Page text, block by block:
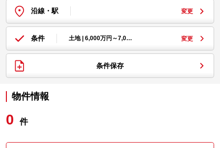
沿線・駅 変更
条件 土地 | 6,000万円～7,0… 変更
条件保存
物件情報
0 件